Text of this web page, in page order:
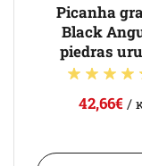
Picanha
Black
piedras
42,66€ /